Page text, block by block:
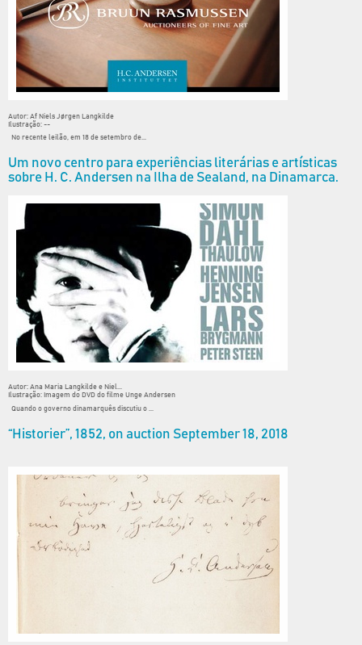
Autor: Af Niels Jørgen Langkilde
Ilustração: --
No recente leilão, em 18 de setembro de...
Um novo centro para experiências literárias e artísticas
sobre H. C. Andersen na Ilha de Sealand, na Dinamarca.
Autor: Ana Maria Langkilde e Niel...
Ilustração: Imagem do DVD do filme Unge Andersen
Quando o governo dinamarquês discutiu o ...
“Historier”, 1852, on auction September 18, 2018